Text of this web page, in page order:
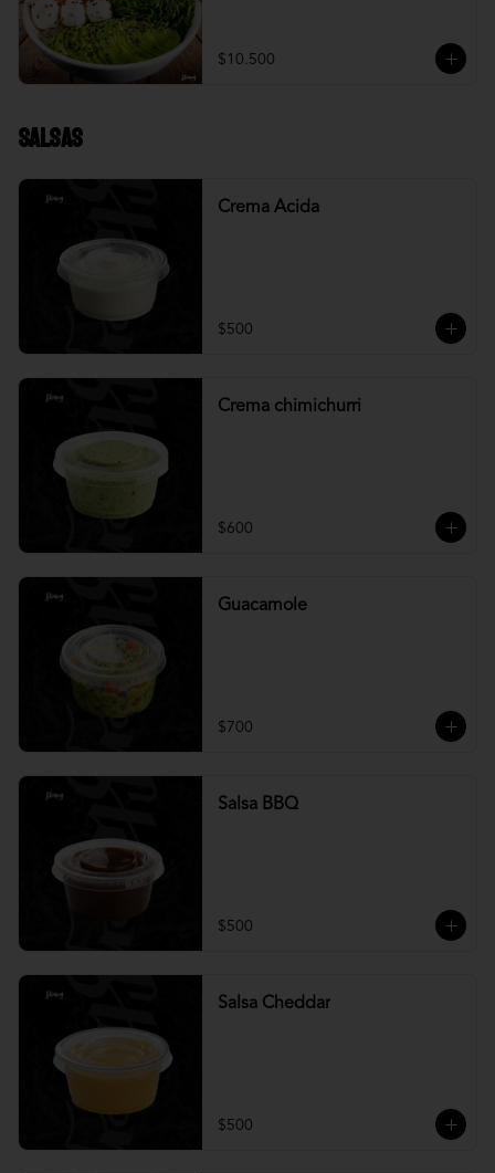
$10.500
Salsas
Crema Acida
$500
Crema chimichurri
$600
Guacamole
$700
Salsa BBQ
$500
Salsa Cheddar
$500